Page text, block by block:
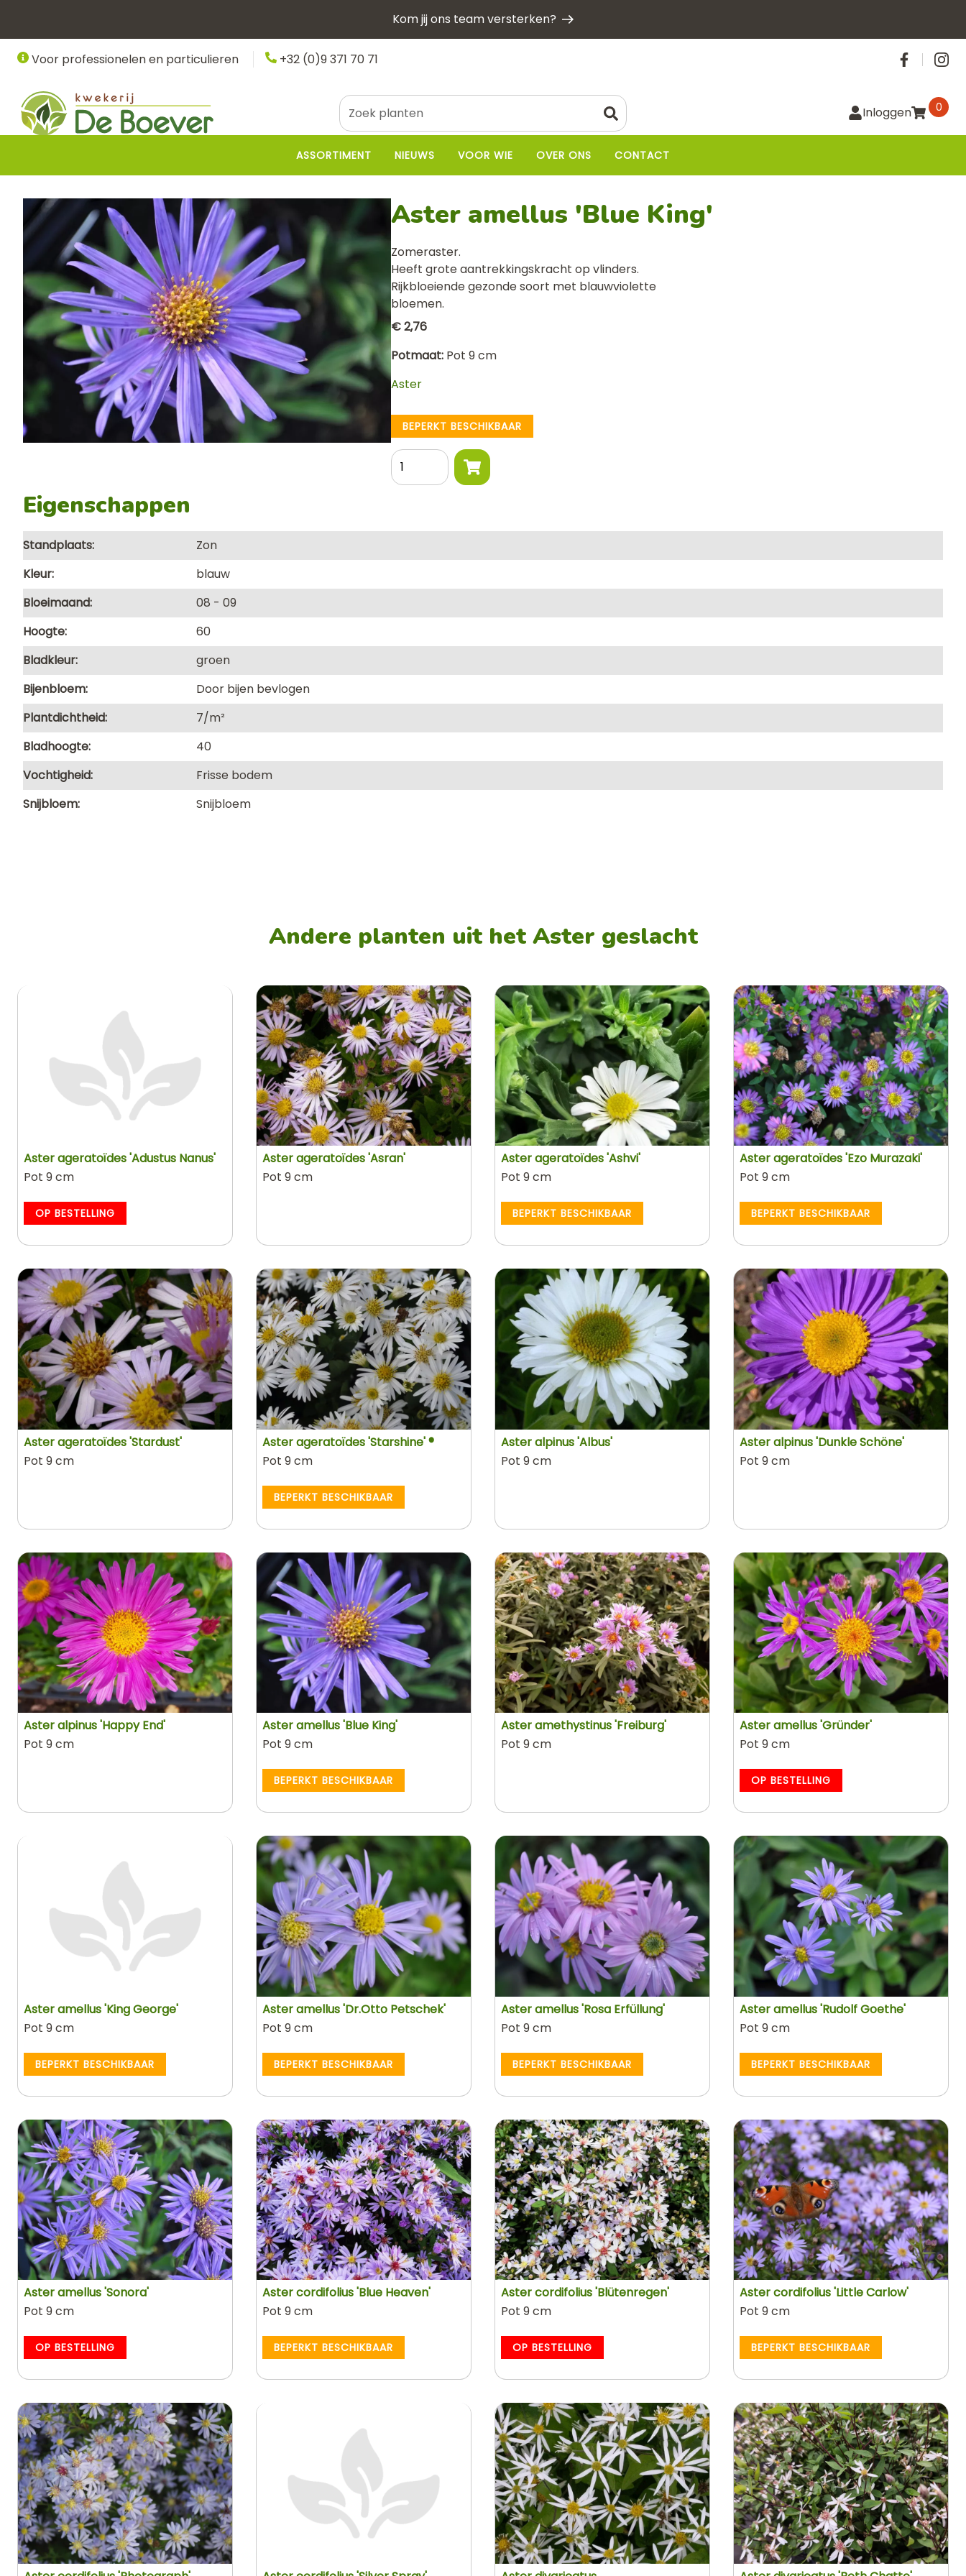
naar
gaan
Kom jij ons team versterken?
Voor professionelen en particulieren +32 (0)9 371 70 71 Social
Inloggen 0
ASSORTIMENT NIEUWS VOOR WIE OVER ONS CONTACT
Aster amellus 'Blue King'
Zomeraster.
Heeft grote aantrekkingskracht op vlinders.
Rijkbloeiende gezonde soort met blauwviolette
bloemen.
€ 2,76
Potmaat Pot 9 cm
Aster
BEPERKT BESCHIKBAAR
Aantal
Eigenschappen
Standplaats
Zon
Kleur
blauw
Bloeimaand
08
09
Hoogte
60
Bladkleur
groen
Bijenbloem
Door bijen bevlogen
Plantdichtheid
7/m²
Bladhoogte
40
Vochtigheid
Frisse bodem
Snijbloem
Snijbloem
Andere planten uit het Aster geslacht
Aster ageratoïdes 'Adustus Nanus'
Pot 9 cm
OP BESTELLING
Aster ageratoïdes 'Asran'
Pot 9 cm
Aster ageratoïdes 'Ashvi'
Pot 9 cm
BEPERKT BESCHIKBAAR
Aster ageratoïdes 'Ezo Murazaki'
Pot 9 cm
BEPERKT BESCHIKBAAR
Aster ageratoïdes 'Stardust'
Pot 9 cm
Aster ageratoïdes 'Starshine' ®
Pot 9 cm
BEPERKT BESCHIKBAAR
Aster alpinus 'Albus'
Pot 9 cm
Aster alpinus 'Dunkle Schöne'
Pot 9 cm
Aster alpinus 'Happy End'
Pot 9 cm
Aster amellus 'Blue King'
Pot 9 cm
BEPERKT BESCHIKBAAR
Aster amethystinus 'Freiburg'
Pot 9 cm
Aster amellus 'Gründer'
Pot 9 cm
OP BESTELLING
Aster amellus 'King George'
Pot 9 cm
BEPERKT BESCHIKBAAR
Aster amellus 'Dr.Otto Petschek'
Pot 9 cm
BEPERKT BESCHIKBAAR
Aster amellus 'Rosa Erfüllung'
Pot 9 cm
BEPERKT BESCHIKBAAR
Aster amellus 'Rudolf Goethe'
Pot 9 cm
BEPERKT BESCHIKBAAR
Aster amellus 'Sonora'
Pot 9 cm
OP BESTELLING
Aster cordifolius 'Blue Heaven'
Pot 9 cm
BEPERKT BESCHIKBAAR
Aster cordifolius 'Blütenregen'
Pot 9 cm
OP BESTELLING
Aster cordifolius 'Little Carlow'
Pot 9 cm
BEPERKT BESCHIKBAAR